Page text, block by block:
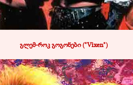
გლემ-როკ გოგონები ("Vixen")